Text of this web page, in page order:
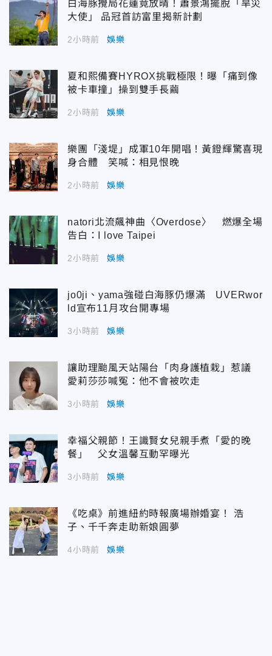
白海豚攪局花蓮竟放晴！蕭景鴻擺脫「旱災
大使」 品冠首訪富里揭新計劃
2小時前 娛樂
夏和熙備賽HYROX挑戰極限！曝「痛到像
被卡車撞」操到雙手長繭
2小時前 娛樂
樂團「淺堤」成軍10年開唱！黃鐙輝驚喜現
身合體 笑喊：相見恨晚
2小時前 娛樂
natori北流飆神曲〈Overdose〉 燃爆全場
告白：I love Taipei
2小時前 娛樂
jo0ji、yama強碰白海豚仍爆滿 UVERwor
ld宣布11月攻台開專場
3小時前 娛樂
讓助理颱風天站陽台「肉身護植栽」惹議
愛莉莎莎喊冤：他不會被吹走
3小時前 娛樂
幸福父親節！王識賢女兒親手煮「愛的晚
餐」 父女溫馨互動罕曝光
3小時前 娛樂
《吃桌》前進紐約時報廣場辦婚宴！ 浩
子、千千奔走助新娘圓夢
4小時前 娛樂